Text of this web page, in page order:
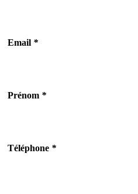
Email *
Prénom *
Téléphone *